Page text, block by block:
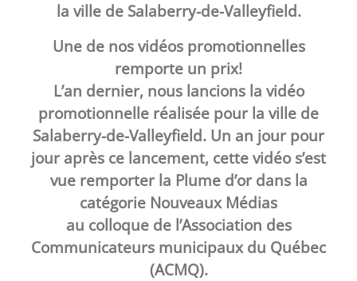
la ville de Salaberry-de-Valleyfield.
Une de nos vidéos promotionnelles
remporte un prix!
L’an dernier, nous lancions la vidéo
promotionnelle réalisée pour la ville de
Salaberry-de-Valleyfield. Un an jour pour
jour après ce lancement, cette vidéo s’est
vue remporter la Plume d’or dans la
catégorie Nouveaux Médias
au colloque de l’Association des
Communicateurs municipaux du Québec
(ACMQ).